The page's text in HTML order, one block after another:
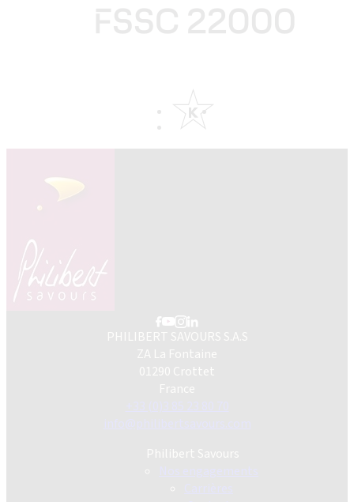
PHILIBERT SAVOURS S.A.S
ZA La Fontaine
01290 Crottet
France
Philibert Savours